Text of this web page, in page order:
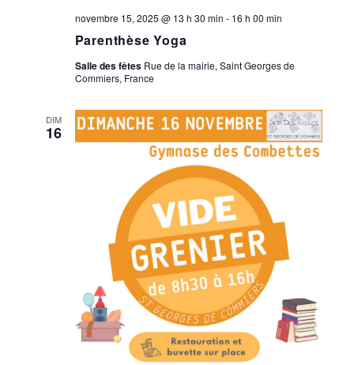
Parenthèse Yoga
novembre 15, 2025 @ 13 h 30 min - 16 h 00 min
Salle des fêtes Rue de la mairie, Saint Georges de
Commiers, France
DIM
16